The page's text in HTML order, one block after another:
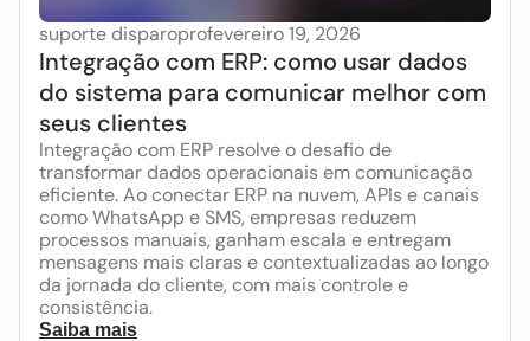
suporte disparoprofevereiro 19, 2026
Integração com ERP: como usar dados
do sistema para comunicar melhor com
seus clientes
Integração com ERP resolve o desafio de
transformar dados operacionais em comunicação
eficiente. Ao conectar ERP na nuvem, APIs e canais
como WhatsApp e SMS, empresas reduzem
processos manuais, ganham escala e entregam
mensagens mais claras e contextualizadas ao longo
da jornada do cliente, com mais controle e
consistência.
Saiba mais